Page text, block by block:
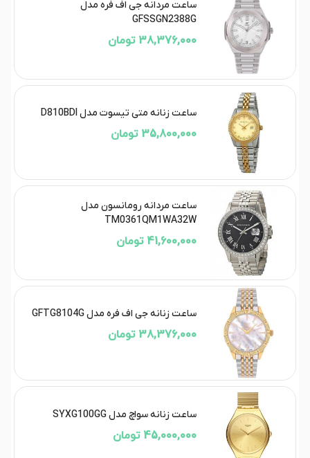
ساعت مردانه جی اف فره مدل
GFSSGN2388G
38,376,000 تومان
ساعت زنانه متی تیسوت مدل D810BDI
35,800,000 تومان
ساعت مردانه رومانسون مدل
TM0361QM1WA32W
41,600,000 تومان
ساعت زنانه جی اف فره مدل GFTG8104G
38,376,000 تومان
ساعت زنانه سواچ مدل SYXG100GG
45,000,000 تومان